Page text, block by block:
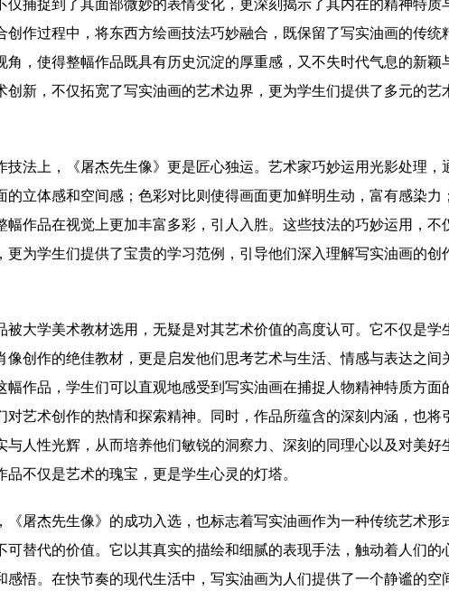
仅捕捉到了其面部微妙的表情变化，更深刻揭示了其内在的精神特质
创作过程中，将东西方绘画技法巧妙融合，既保留了写实油画的传统
角，使得整幅作品既具有历史沉淀的厚重感，又不失时代气息的新颖
创新，不仅拓宽了写实油画的艺术边界，更为学生们提供了多元的艺
技法上，《屠杰先生像》更是匠心独运。艺术家巧妙运用光影处理，
的立体感和空间感；色彩对比则使得画面更加鲜明生动，富有感染力
幅作品在视觉上更加丰富多彩，引人入胜。这些技法的巧妙运用，不
更为学生们提供了宝贵的学习范例，引导他们深入理解写实油画的创
被大学美术教材选用，无疑是对其艺术价值的高度认可。它不仅是学
像创作的绝佳教材，更是启发他们思考艺术与生活、情感与表达之间
幅作品，学生们可以直观地感受到写实油画在捕捉人物精神特质方面
对艺术创作的热情和探索精神。同时，作品所蕴含的深刻内涵，也将
与人性光辉，从而培养他们敏锐的洞察力、深刻的同理心以及对美好
品不仅是艺术的瑰宝，更是学生心灵的灯塔。
《屠杰先生像》的成功入选，也标志着写实油画作为一种传统艺术形
可替代的价值。它以其真实的描绘和细腻的表现手法，触动着人们的
感悟。在快节奏的现代生活中，写实油画为人们提供了一个静谧的空